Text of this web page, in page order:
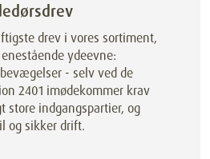
drev i vores sortiment,
ydeevne:
- selv ved de
2401 imødekommer krav
indgangspartier, og
og sikker drift.